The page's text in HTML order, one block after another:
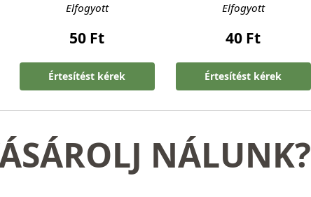
Elfogyott
50 Ft
Értesítést kérek
Elfogyott
40 Ft
Értesítést kérek
NÁLUNK?